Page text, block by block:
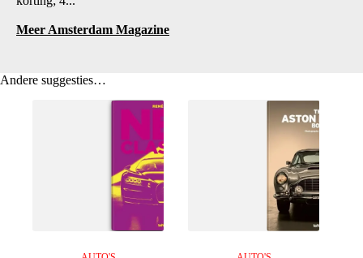
Meer Amsterdam Magazine
Andere suggesties…